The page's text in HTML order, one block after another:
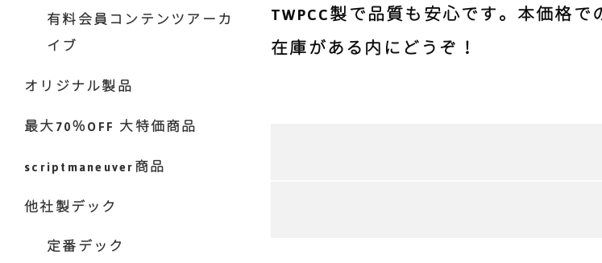
TWPCC製で品質も安心です。本価格で
在庫がある内にどうぞ！
有料会員コンテンツアーカ
イブ
オリジナル製品
最大70％OFF 大特価商品
scriptmaneuver商品
他社製デック
定番デック